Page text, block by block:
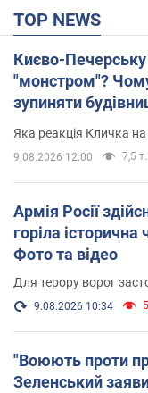
TOP NEWS
Києво-
"монстром"?
зупиняти
вірянина"
Яка реакція Кличка
9.08.2026 12:00 7,5 т.
Армія Росії
горіла
Фото та відео
Для терору ворог
9.08.2026 10:34
"Воюють проти
Зеленський